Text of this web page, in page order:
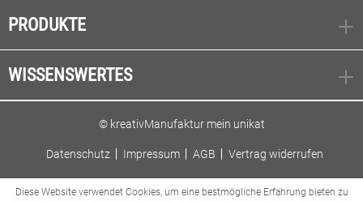
PRODUKTE
WISSENSWERTES
© kreativManufaktur mein unikat
Datenschutz Impressum AGB Vertrag widerrufen
Diese Website verwendet Cookies, um eine bestmögliche Erfahrung bieten zu